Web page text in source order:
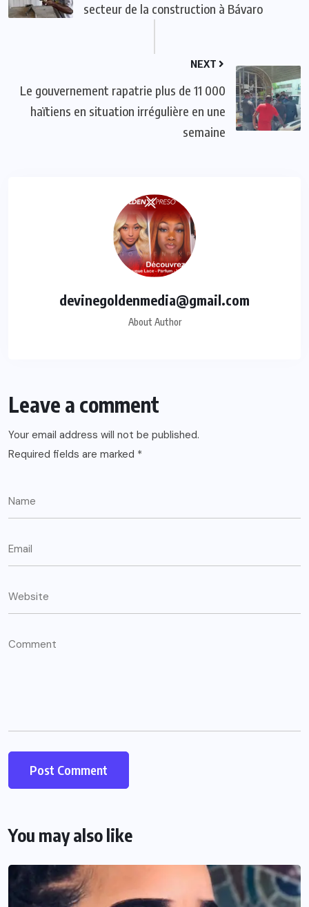
secteur de la construction à Bávaro
NEXT
Le gouvernement rapatrie plus de 11 000
haïtiens en situation irrégulière en une
semaine
devinegoldenmedia@gmail.com
About Author
Leave a comment
Your email address will not be published.
Required fields are marked *
You may also like